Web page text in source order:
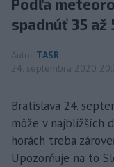
Podľa
spadnúť 35
Autor TASR
24. septembra 2020
Bratislava 24.
môže v najbližších
horách treba
Upozorňuje na to